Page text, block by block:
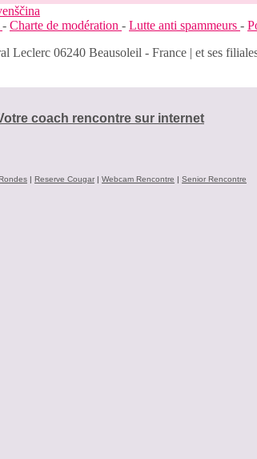
- Charte de modération - Lutte anti spammeurs -
Leclerc 06240 Beausoleil - France | et ses
coach rencontre sur internet
| Reserve Cougar | Webcam Rencontre | Senior Rencontre